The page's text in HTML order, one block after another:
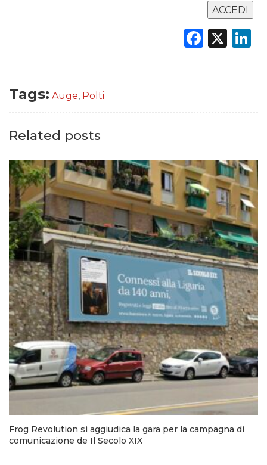
X
Tags: Auge, Polti
Related posts
Frog Revolution si aggiudica la gara per la campagna di
comunicazione de Il Secolo XIX